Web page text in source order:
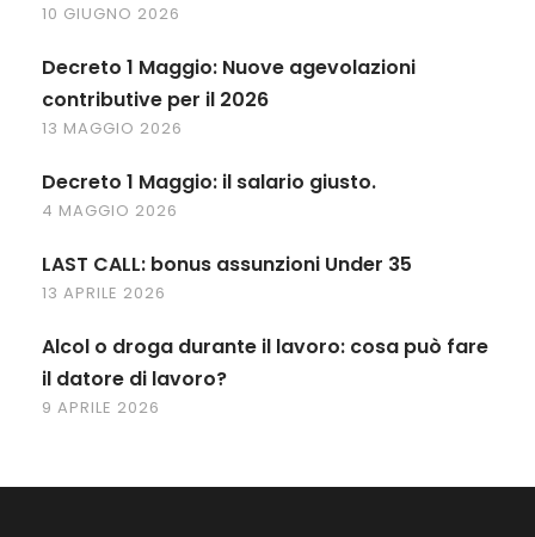
10 GIUGNO 2026
Decreto 1 Maggio: Nuove agevolazioni
contributive per il 2026
13 MAGGIO 2026
Decreto 1 Maggio: il salario giusto.
4 MAGGIO 2026
LAST CALL: bonus assunzioni Under 35
13 APRILE 2026
Alcol o droga durante il lavoro: cosa può fare
il datore di lavoro?
9 APRILE 2026